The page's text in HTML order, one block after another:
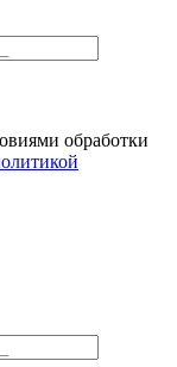
обработки